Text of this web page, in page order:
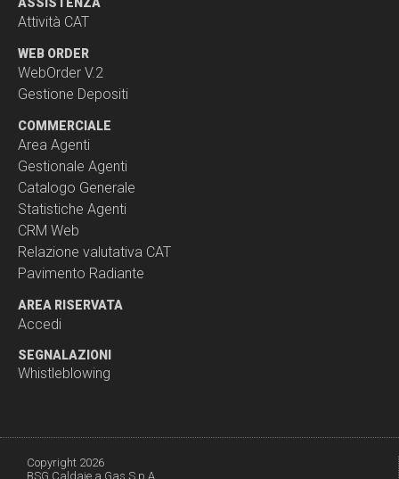
Attività CAT
WEB ORDER
WebOrder V.2
Gestione Depositi
COMMERCIALE
Area Agenti
Gestionale Agenti
Catalogo Generale
Statistiche Agenti
CRM Web
Relazione valutativa CAT
Pavimento Radiante
AREA RISERVATA
Accedi
SEGNALAZIONI
Whistleblowing
Copyright 2026
BSG Caldaie a Gas S.p.A.